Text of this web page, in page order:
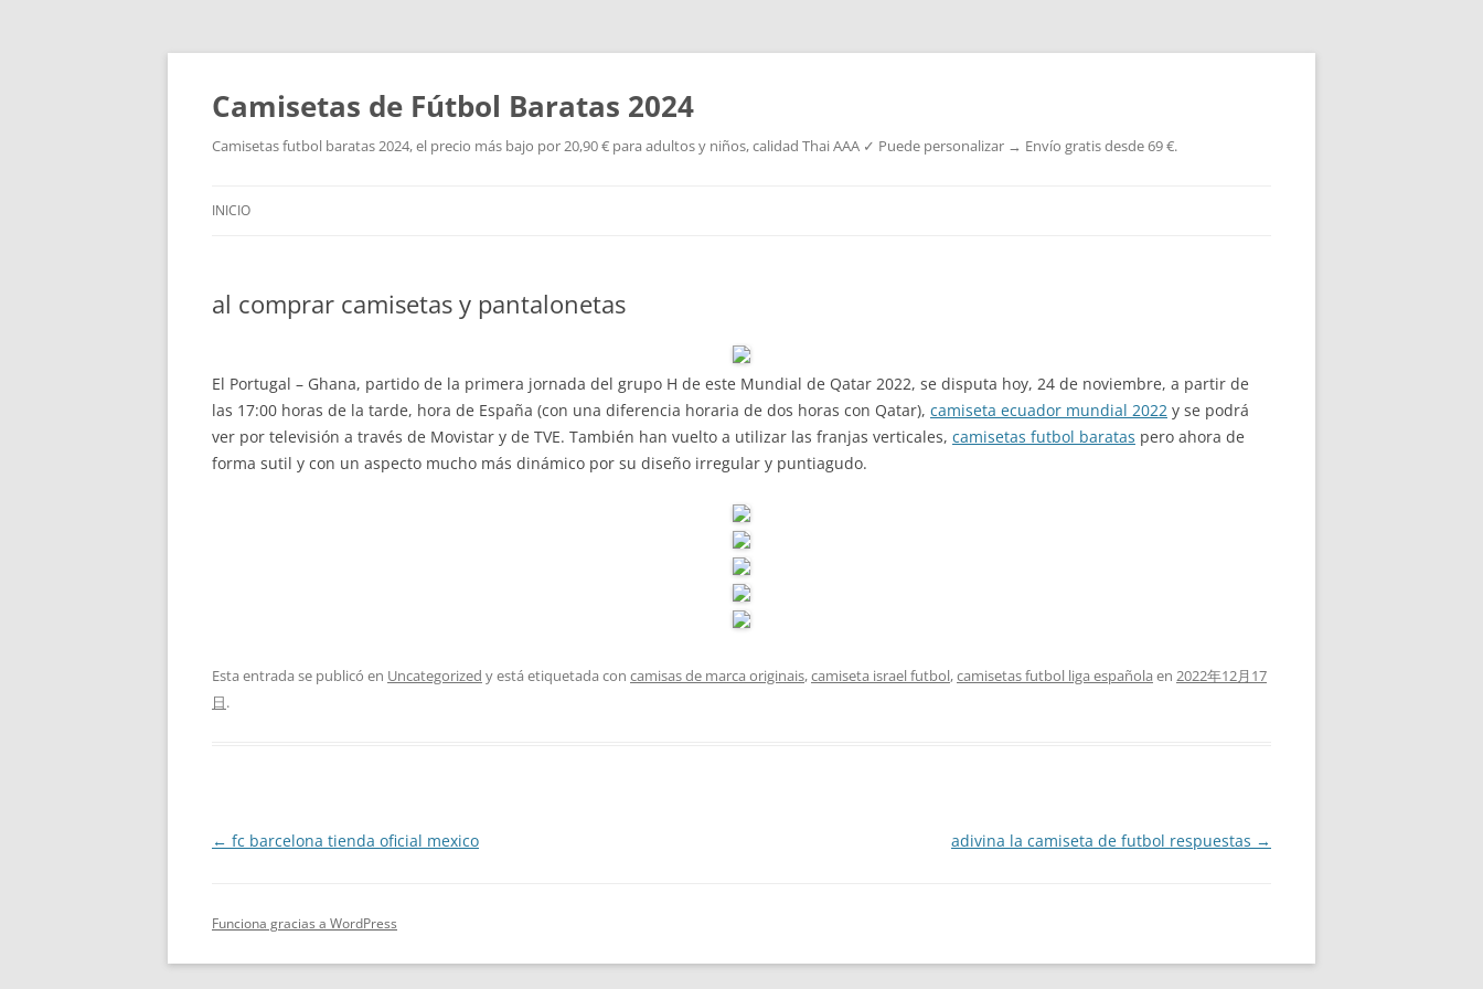
Camisetas de Fútbol Baratas 2024
Camisetas futbol baratas 2024, el precio más bajo por 20,90 € para adultos y niños, calidad Thai AAA ✓ Puede personalizar → Envío gratis desde 69 €.
INICIO
al comprar camisetas y pantalonetas
El Portugal – Ghana, partido de la primera jornada del grupo H de este Mundial de Qatar 2022, se disputa hoy, 24 de noviembre, a partir de
las 17:00 horas de la tarde, hora de España (con una diferencia horaria de dos horas con Qatar), camiseta ecuador mundial 2022 y se podrá
ver por televisión a través de Movistar y de TVE. También han vuelto a utilizar las franjas verticales, camisetas futbol baratas pero ahora de
forma sutil y con un aspecto mucho más dinámico por su diseño irregular y puntiagudo.
Esta entrada se publicó en Uncategorized y está etiquetada con camisas de marca originais,camiseta israel futbol,camisetas futbol liga española en 2022年12月17
日.
Navegación
← fc barcelona tienda oficial mexico adivina la camiseta de futbol respuestas →
Funciona gracias a WordPress